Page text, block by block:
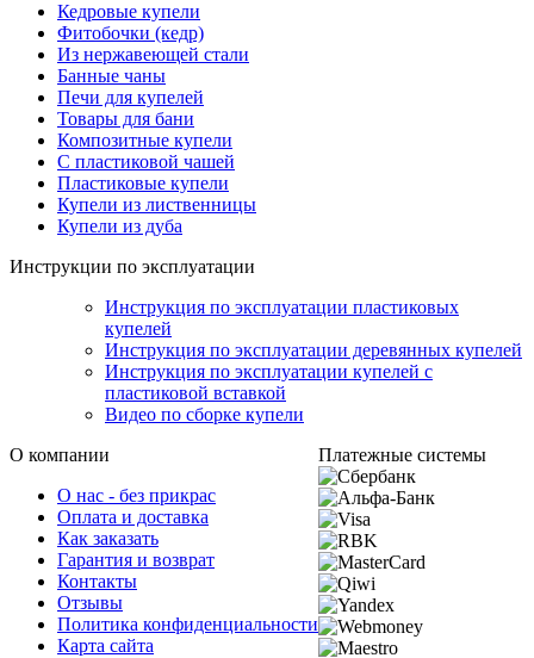
Кедровые купели
Фитобочки (кедр)
Из нержавеющей стали
Банные чаны
Печи для купелей
Товары для бани
Композитные купели
С пластиковой чашей
Пластиковые купели
Купели из лиственницы
Купели из дуба
Инструкции по эксплуатации
Инструкция по эксплуатации пластиковых
купелей
Инструкция по эксплуатации деревянных купелей
Инструкция по эксплуатации купелей с
пластиковой вставкой
Видео по сборке купели
О компании
О нас - без прикрас
Оплата и доставка
Как заказать
Гарантия и возврат
Контакты
Отзывы
Политика конфиденциальности
Карта сайта
Платежные системы